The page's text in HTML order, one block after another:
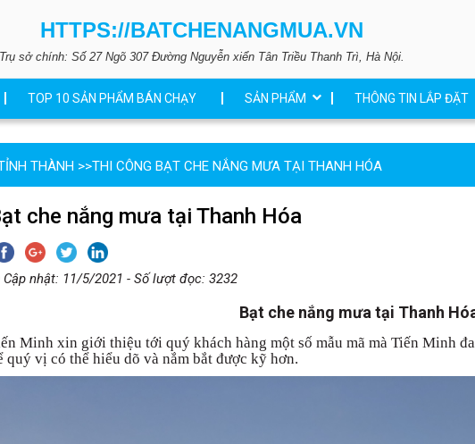
HTTPS://BATCHENANGMUA.VN
Trụ sở chính: Số 27 Ngõ 307 Đường Nguyễn xiển Tân Triều Thanh Trì, Hà Nội.
TOP 10 SẢN PHẨM BÁN CHẠY SẢN PHẨM THÔNG TIN LẮP ĐẶT
THÀNH >>THI CÔNG BẠT CHE NẮNG MƯA TẠI THANH HÓA
che nắng mưa tại Thanh Hóa
Cập nhật: 11/5/2021 - Số lượt đọc: 3232
Bạt che nắng mưa tại Thanh
Minh xin giới thiệu tới quý khách hàng một số mẫu mã mà Tiến Minh
quý vị có thể hiểu dõ và nắm bắt được kỹ hơn.